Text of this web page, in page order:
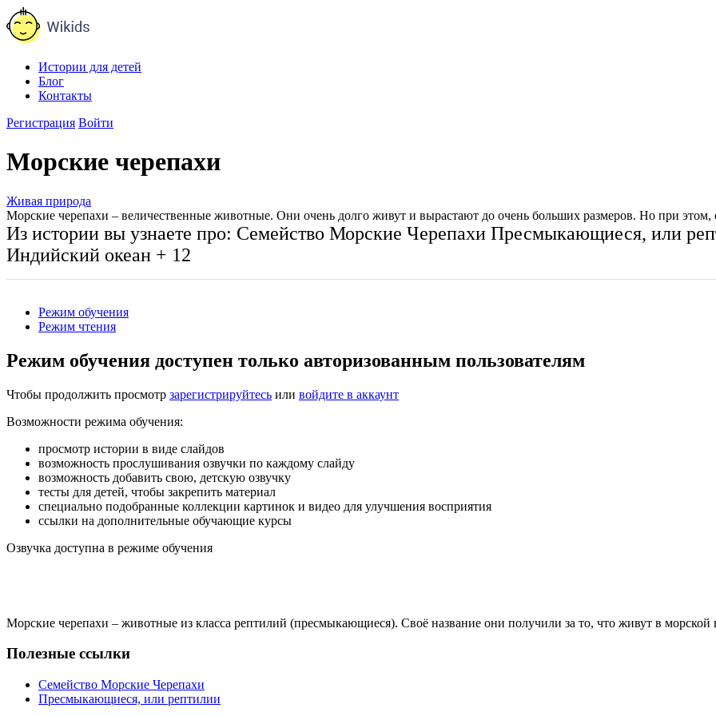
Истории для детей
Блог
Контакты
Регистрация Войти
Морские черепахи
Живая природа
Морские черепахи – величественные животные. Они очень долго живут и вырастают до очень больших размеров. Но при этом,
Из истории вы узнаете про: Семейство Морские Черепахи Пресмыкающиеся, или
Индийский океан + 12
Режим обучения
Режим чтения
Режим обучения доступен только авторизованным пользователям
Чтобы продолжить просмотр зарегистрируйтесь или войдите в аккаунт
Возможности режима обучения:
просмотр истории в виде слайдов
возможность прослушивания озвучки по каждому слайду
возможность добавить свою, детскую озвучку
тесты для детей, чтобы закрепить материал
специально подобранные коллекции картинок и видео для улучшения восприятия
ссылки на дополнительные обучающие курсы
Озвучка доступна в режиме обучения
Морские черепахи – животные из класса рептилий (пресмыкающиеся). Своё название они получили за то, что живут в морской
Полезные ссылки
Семейство Морские Черепахи
Пресмыкающиеся, или рептилии